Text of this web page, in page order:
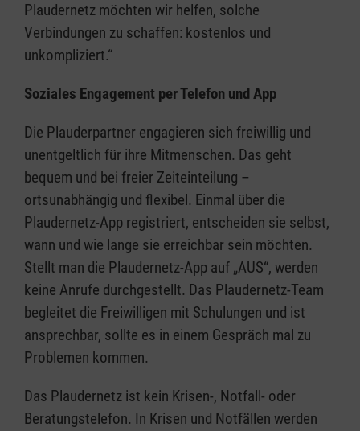
Plaudernetz möchten wir helfen, solche
Verbindungen zu schaffen: kostenlos und
unkompliziert.“
Soziales Engagement per Telefon und App
Die Plauderpartner engagieren sich freiwillig und
unentgeltlich für ihre Mitmenschen. Das geht
bequem und bei freier Zeiteinteilung –
ortsunabhängig und flexibel. Einmal über die
Plaudernetz-App registriert, entscheiden sie selbst,
wann und wie lange sie erreichbar sein möchten.
Stellt man die Plaudernetz-App auf „AUS“, werden
keine Anrufe durchgestellt. Das Plaudernetz-Team
begleitet die Freiwilligen mit Schulungen und ist
ansprechbar, sollte es in einem Gespräch mal zu
Problemen kommen.
Das Plaudernetz ist kein Krisen-, Notfall- oder
Beratungstelefon. In Krisen und Notfällen werden